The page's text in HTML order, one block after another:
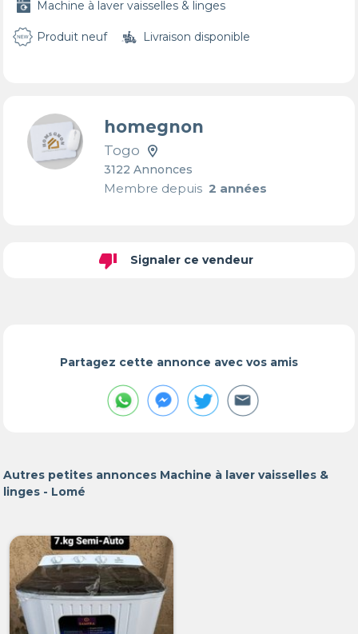
Machine à laver vaisselles & linges
Produit neuf Livraison disponible
homegnon
Togo
3122 Annonces
Membre depuis2 années
thumb_down Signaler ce vendeur
Partagez cette annonce avec vos amis
Autres petites annonces Machine à laver vaisselles &
linges - Lomé